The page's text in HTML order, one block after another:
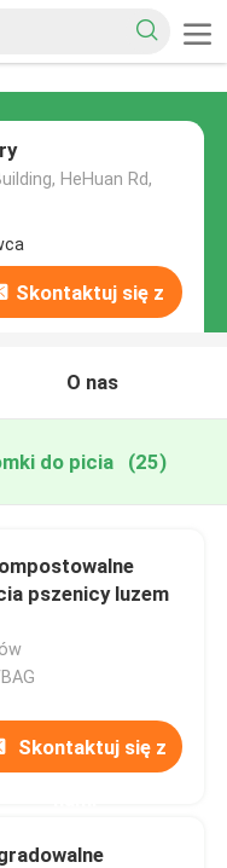
HeHuan Rd,
Skontaktuj się z
O nas
do picia (25)
pszenicy luzem
Skontaktuj się z